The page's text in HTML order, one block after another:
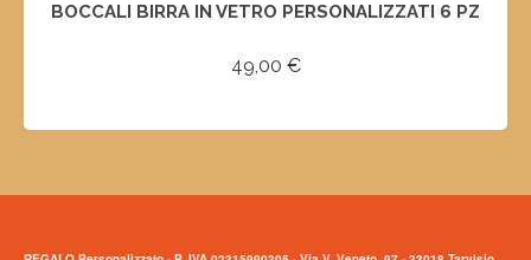
BOCCALI BIRRA IN VETRO PERSONALIZZATI 6 PZ
49,00 €